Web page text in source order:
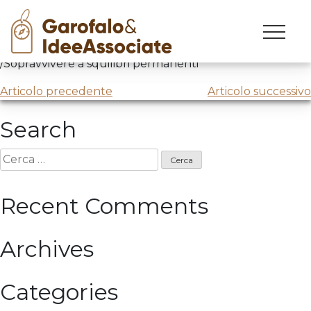
Skip
content
Intervento @Assemblea Manageritalia
/Sopravvivere a squilibri permanenti
Navigazione
articoli
Articolo precedente Articolo successivo
Search
Ricerca
per:
Recent Comments
Archives
Categories